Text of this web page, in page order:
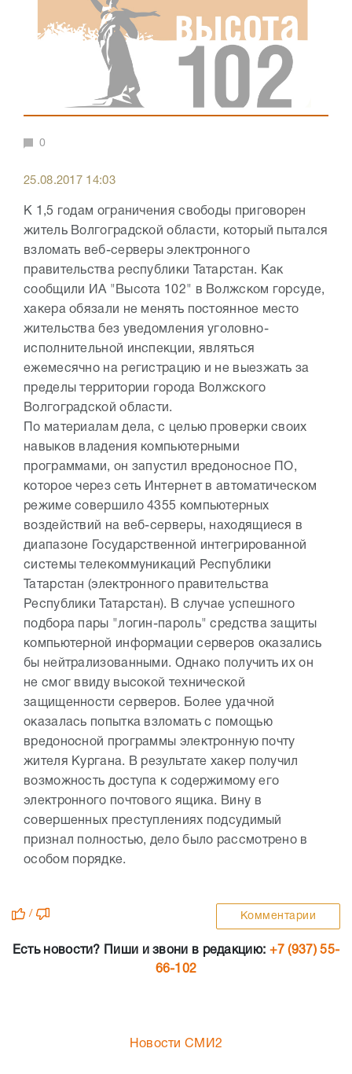
0
25.08.2017 14:03
К 1,5 годам ограничения свободы приговорен
житель Волгоградской области, который пытался
взломать веб-серверы электронного
правительства республики Татарстан. Как
сообщили ИА "Высота 102" в Волжском горсуде,
хакера обязали не менять постоянное место
жительства без уведомления уголовно-
исполнительной инспекции, являться
ежемесячно на регистрацию и не выезжать за
пределы территории города Волжского
Волгоградской области.
По материалам дела, с целью проверки своих
навыков владения компьютерными
программами, он запустил вредоносное ПО,
которое через сеть Интернет в автоматическом
режиме совершило 4355 компьютерных
воздействий на веб-серверы, находящиеся в
диапазоне Государственной интегрированной
системы телекоммуникаций Республики
Татарстан (электронного правительства
Республики Татарстан). В случае успешного
подбора пары "логин-пароль" средства защиты
компьютерной информации серверов оказались
бы нейтрализованными. Однако получить их он
не смог ввиду высокой технической
защищенности серверов. Более удачной
оказалась попытка взломать с помощью
вредоносной программы электронную почту
жителя Кургана. В результате хакер получил
возможность доступа к содержимому его
электронного почтового ящика. Вину в
совершенных преступлениях подсудимый
признал полностью, дело было рассмотрено в
особом порядке.
/ Комментарии
Есть новости? Пиши и звони в редакцию: +7 (937) 55-
66-102
Новости СМИ2